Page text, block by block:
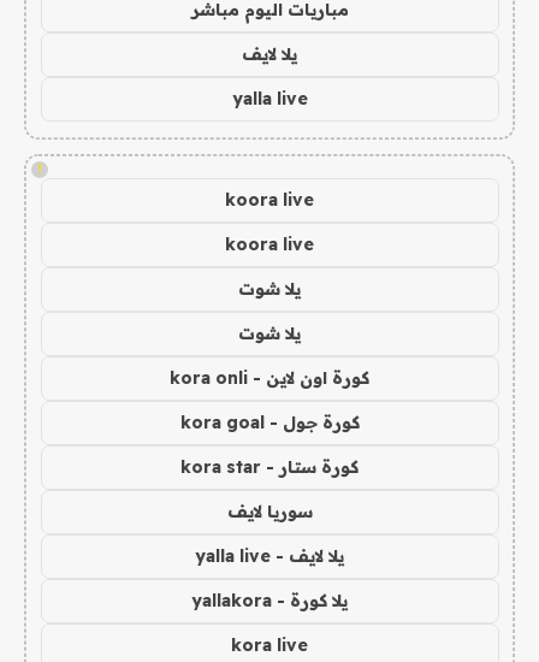
مباريات اليوم مباشر
يلا لايف
yalla live
!
koora live
koora live
يلا شوت
يلا شوت
كورة اون لاين - kora onli
كورة جول - kora goal
كورة ستار - kora star
سوريا لايف
يلا لايف - yalla live
يلا كورة - yallakora
kora live